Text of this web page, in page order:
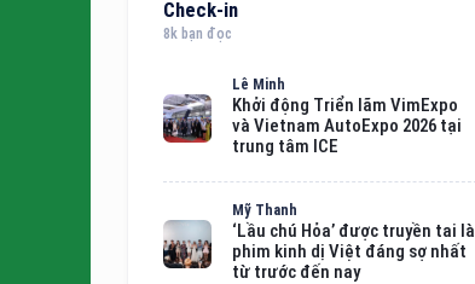
Check-in
8k bạn đọc
Lê Minh
Khởi động Triển lãm VimExpo
và Vietnam AutoExpo 2026 tại
trung tâm ICE
Mỹ Thanh
‘Lầu chú Hỏa’ được truyền tai là
phim kinh dị Việt đáng sợ nhất
từ trước đến nay